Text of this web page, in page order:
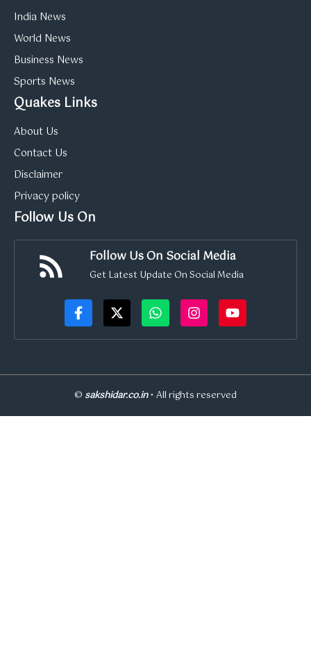
India News
World News
Business News
Sports News
Quakes Links
About Us
Contact Us
Disclaimer
Privacy policy
Follow Us On
Follow Us On Social Media
Get Latest Update On Social Media
© sakshidar.co.in• All rights reserved